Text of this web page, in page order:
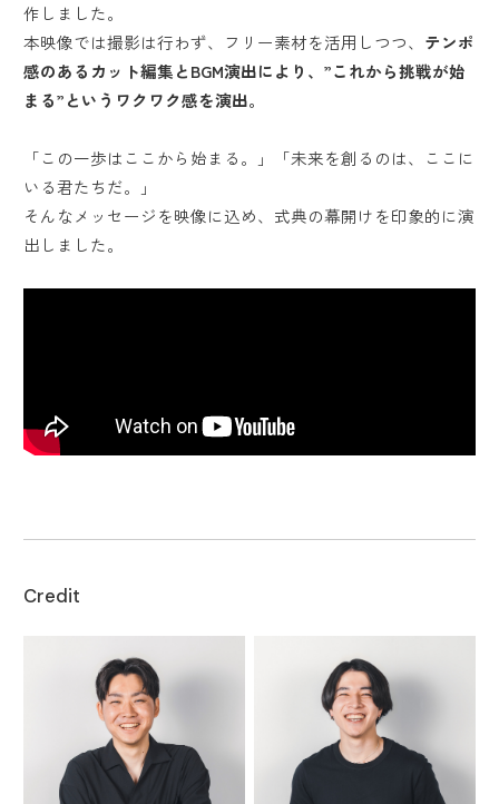
作しました。
本映像では撮影は行わず、フリー素材を活用しつつ、 テンポ
感のあるカット編集とBGM演出により、”これから挑戦が始
まる”というワクワク感を演出。
「この一歩はここから始まる。」「未来を創るのは、ここに
いる君たちだ。」
そんなメッセージを映像に込め、式典の幕開けを印象的に演
出しました。
Credit